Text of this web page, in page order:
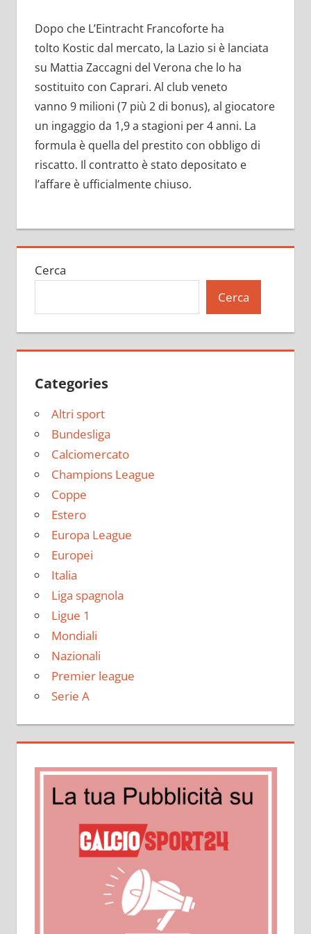
Dopo che L’Eintracht Francoforte ha
tolto Kostic dal mercato, la Lazio si è lanciata
su Mattia Zaccagni del Verona che lo ha
sostituito con Caprari. Al club veneto
vanno 9 milioni (7 più 2 di bonus), al giocatore
un ingaggio da 1,9 a stagioni per 4 anni. La
formula è quella del prestito con obbligo di
riscatto. Il contratto è stato depositato e
l’affare è ufficialmente chiuso.
Cerca
Cerca
Categories
Altri sport
Bundesliga
Calciomercato
Champions League
Coppe
Estero
Europa League
Europei
Italia
Liga spagnola
Ligue 1
Mondiali
Nazionali
Premier league
Serie A